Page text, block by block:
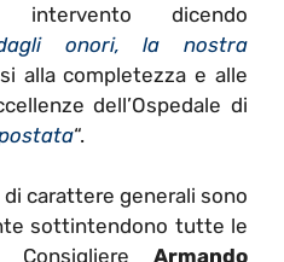
dicendo
dagli onori, la nostra
alla completezza e alle
dell’Ospedale di
“.
carattere generali sono
sottintendono tutte le
Consigliere Armando